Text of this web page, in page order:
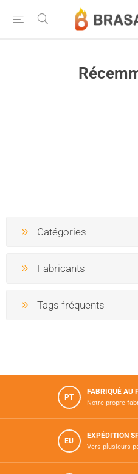
Catégories
Fabricants
Tags fréquents
PT
FABRIQUÉ AU
Notre propre
EU
EXPÉDITION
Vers plusieurs